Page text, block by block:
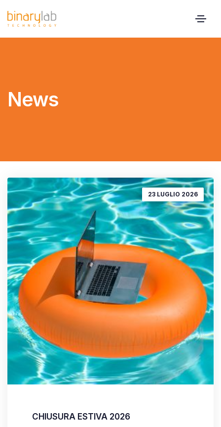
News
23 LUGLIO 2026
CHIUSURA ESTIVA 2026